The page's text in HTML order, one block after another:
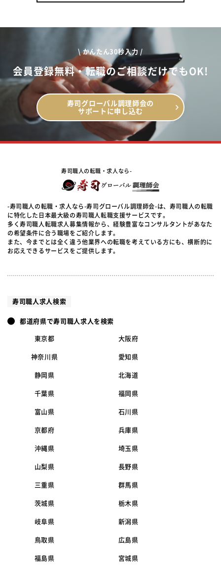
\ かんたん30秒入力 /
会員登録無料・転職のご相談だけでもOK!
寿司グローバル調理師会の
サポートに申し込む
寿司職人の転職・求人なら-
-寿司職人の転職・求人なら-寿司グローバル調理師会-は、寿司職人の転職
に特化した日本最大級の寿司職人転職支援サービスです。
多く寿司職人転職求人募集情報から、経験豊富なコンサルタントがあなた
の希望条件に合う職場をご紹介します。
また、今までとは全く違う他業界への転職を考えている方にも、横断的に
お応えできるサービスをご提供します。
寿司職人求人検索
都道府県で寿司職人求人を検索
東京都 大阪府
神奈川県 愛知県
静岡県 北海道
千葉県 福岡県
富山県 石川県
京都府 兵庫県
沖縄県 埼玉県
山梨県 長野県
三重県 群馬県
茨城県 栃木県
岐阜県 新潟県
鳥取県 広島県
福島県 宮城県